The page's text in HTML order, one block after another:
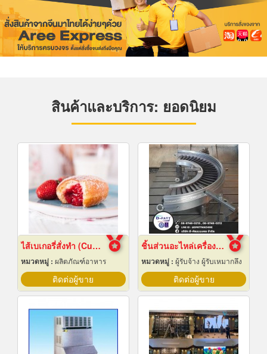
สินค้าและบริการ: ยอดนิยม
ไส้เบเกอรี่สั่งทำ (Custom bakery fillings)
หมวดหมู่ : ผลิตภัณฑ์อาหาร
ติดต่อผู้ขาย
ชิ้นส่วนอะไหล่เครื่องจักรกล
หมวดหมู่ : ผู้รับจ้าง ผู้รับเหมากลึง
ติดต่อผู้ขาย